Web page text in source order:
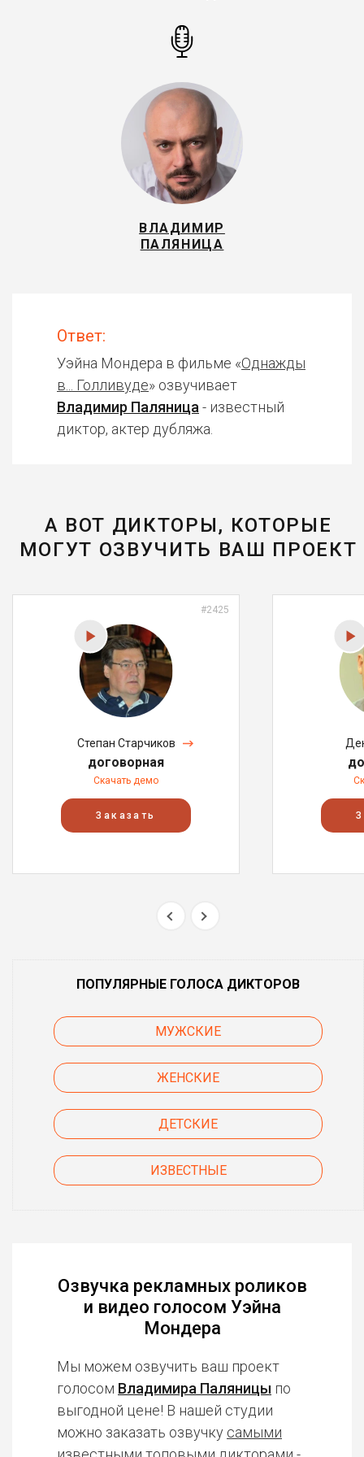
ВЛАДИМИР
ПАЛЯНИЦА
Ответ:
Уэйна Мондера в фильме «Однажды
в... Голливуде» озвучивает
Владимир Паляница - известный
диктор, актер дубляжа.
А ВОТ ДИКТОРЫ, КОТОРЫЕ
МОГУТ ОЗВУЧИТЬ ВАШ ПРОЕКТ
#2425
Степан Старчиков
договорная
Скачать демо
Заказать
ПОПУЛЯРНЫЕ ГОЛОСА ДИКТОРОВ
МУЖСКИЕ
ЖЕНСКИЕ
ДЕТСКИЕ
ИЗВЕСТНЫЕ
Озвучка рекламных роликов
и видео голосом Уэйна
Мондера
Мы можем озвучить ваш проект
голосом Владимира Паляницы по
выгодной цене! В нашей студии
можно заказать озвучку самыми